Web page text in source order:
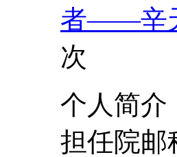
者——辛
次
个人简介
担任院邮